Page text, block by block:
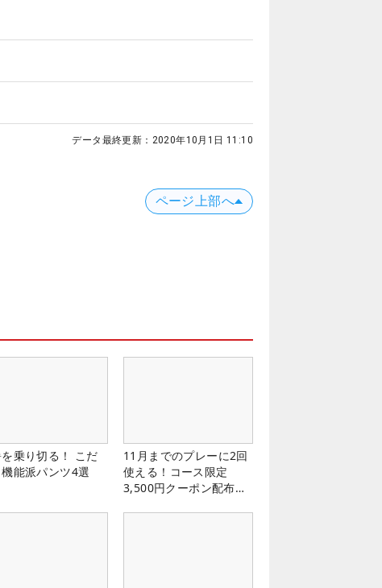
データ最終更新： 2020年10月1日 11:10
ページ上部へ
乗り切る！ こだ
能派パンツ4選
11月までのプレーに2回
使える！コース限定
3,500円クーポン配布